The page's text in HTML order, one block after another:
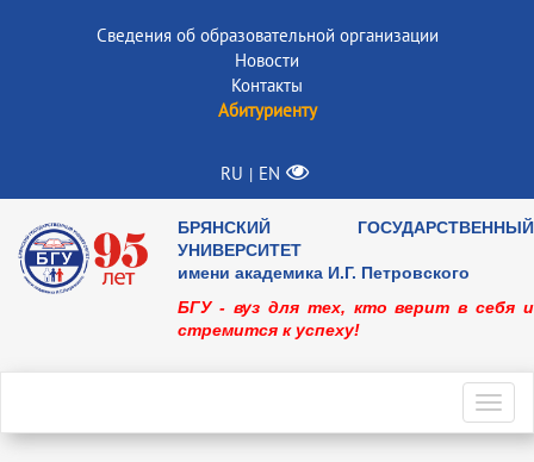
Сведения об образовательной организации
Новости
Контакты
Абитуриенту
RU | EN
БРЯНСКИЙ ГОСУДАРСТВЕННЫЙ
УНИВЕРСИТЕТ
имени академика И.Г. Петровского
БГУ - вуз для тех, кто верит в себя и
стремится к успеху!